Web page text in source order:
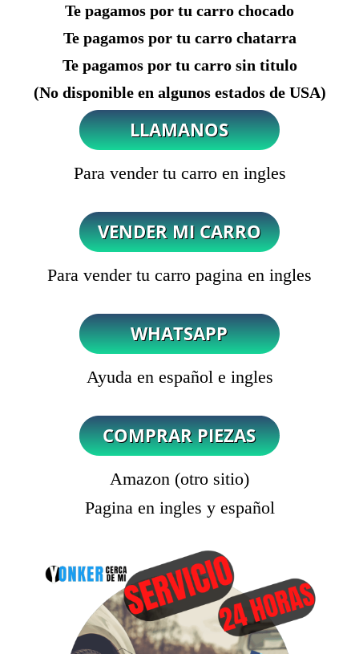
Te pagamos por tu carro chocado
Te pagamos por tu carro chatarra
Te pagamos por tu carro sin titulo
(No disponible en algunos estados de USA)
Para vender tu carro en ingles
Para vender tu carro pagina en ingles
Ayuda en español e ingles
Amazon (otro sitio)
Pagina en ingles y español